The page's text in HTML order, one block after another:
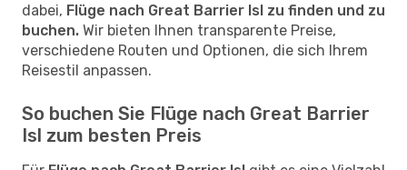
dabei, Flüge nach Great Barrier Isl zu finden und zu
buchen. Wir bieten Ihnen transparente Preise,
verschiedene Routen und Optionen, die sich Ihrem
Reisestil anpassen.
So buchen Sie Flüge nach Great Barrier
Isl zum besten Preis